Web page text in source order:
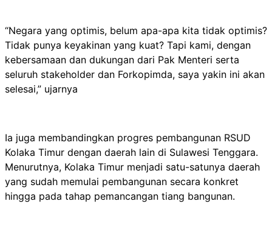
“Negara yang optimis, belum apa-apa kita tidak optimis?
Tidak punya keyakinan yang kuat? Tapi kami, dengan
kebersamaan dan dukungan dari Pak Menteri serta
seluruh stakeholder dan Forkopimda, saya yakin ini akan
selesai,” ujarnya
Ia juga membandingkan progres pembangunan RSUD
Kolaka Timur dengan daerah lain di Sulawesi Tenggara.
Menurutnya, Kolaka Timur menjadi satu-satunya daerah
yang sudah memulai pembangunan secara konkret
hingga pada tahap pemancangan tiang bangunan.